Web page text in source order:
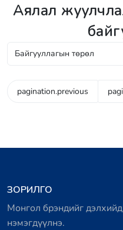
Аялал
pagination.previous
ЗОРИЛГО
Монгол брэндийг
нэмэгдүүлнэ.